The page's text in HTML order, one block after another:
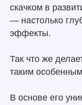
скачком в
— настолько
эффекты.
Так что же
таким
В основе его